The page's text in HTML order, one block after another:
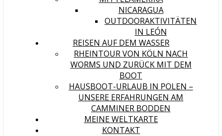
NICARAGUA
OUTDOORAKTIVITÄTEN
IN LEÓN
REISEN AUF DEM WASSER
RHEINTOUR VON KÖLN NACH
WORMS UND ZURÜCK MIT DEM
BOOT
HAUSBOOT-URLAUB IN POLEN –
UNSERE ERFAHRUNGEN AM
CAMMINER BODDEN
MEINE WELTKARTE
KONTAKT